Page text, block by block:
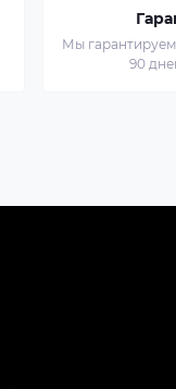
Мы гарантируем
90